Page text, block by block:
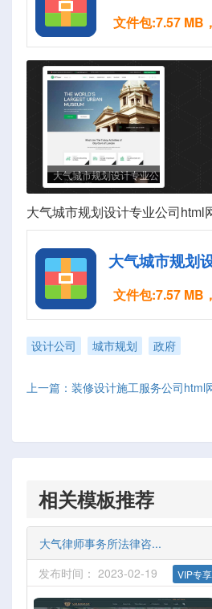
文件包:7.57 MB
大气城市规划设计专业公
司html网页模板
大气城市规划设计专业公司html
大气城市规划
文件包:7.57 MB
设计公司 城市规划 政府
上一篇：装修设计施工服务公司html
相关模板推荐
大气律师事务所法律咨...
发布时间： 2023-02-19
VIP专享